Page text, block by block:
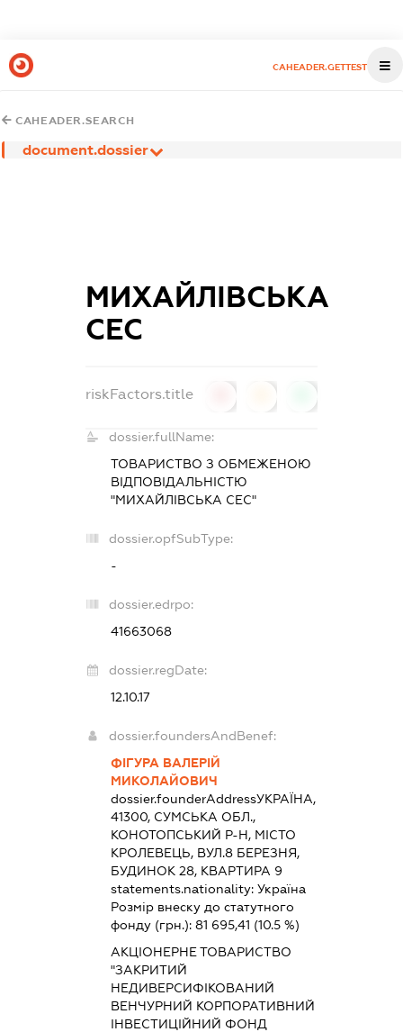
CAHEADER.GETTEST
CAHEADER.SEARCH
document.dossier
МИХАЙЛІВСЬКА
СЕС
riskFactors.title
dossier.fullName:
ТОВАРИСТВО З ОБМЕЖЕНОЮ
ВІДПОВІДАЛЬНІСТЮ
"МИХАЙЛІВСЬКА СЕС"
dossier.opfSubType:
-
dossier.edrpo:
41663068
dossier.regDate:
12.10.17
dossier.foundersAndBenef:
ФІГУРА ВАЛЕРІЙ
МИКОЛАЙОВИЧ
dossier.founderAddressУКРАЇНА,
41300, СУМСЬКА ОБЛ.,
КОНОТОПСЬКИЙ Р-Н, МІСТО
КРОЛЕВЕЦЬ, ВУЛ.8 БЕРЕЗНЯ,
БУДИНОК 28, КВАРТИРА 9
statements.nationality: Україна
Розмір внеску до статутного
фонду (грн.): 81 695,41 (10.5 %)
АКЦІОНЕРНЕ ТОВАРИСТВО
"ЗАКРИТИЙ
НЕДИВЕРСИФІКОВАНИЙ
ВЕНЧУРНИЙ КОРПОРАТИВНИЙ
ІНВЕСТИЦІЙНИЙ ФОНД